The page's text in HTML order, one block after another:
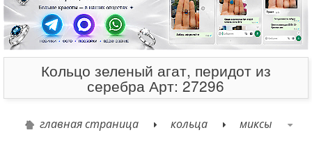
Кольцо зеленый агат, перидот из
серебра Арт: 27296
главная страница кольца миксы